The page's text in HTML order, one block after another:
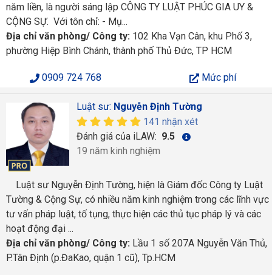
năm liền, là người sáng lập CÔNG TY LUẬT PHÚC GIA UY &
CỘNG SỰ. Với tôn chỉ: - Mụ...
Địa chỉ văn phòng/ Công ty: 102 Kha Vạn Cân, khu Phố 3,
phường Hiệp Bình Chánh, thành phố Thủ Đức, TP HCM
0909 724 768 Mức phí
Luật sư: Nguyễn Định Tường
141 nhận xét
Đánh giá của iLAW: 9.5
19 năm kinh nghiệm
Luật sư Nguyễn Định Tường, hiện là Giám đốc Công ty Luật
Tường & Cộng Sự, có nhiều năm kinh nghiệm trong các lĩnh vực
tư vấn pháp luật, tố tụng, thực hiện các thủ tục pháp lý và các
hoạt động đại ...
Địa chỉ văn phòng/ Công ty: Lầu 1 số 207A Nguyễn Văn Thủ,
P.Tân Định (p.ĐaKao, quận 1 cũ), Tp.HCM